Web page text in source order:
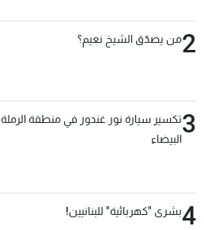
2من يصدّق الشيخ نعيم؟
3تكسير سيارة نور غندور في منطقة الرملة
البيضاء
4بشرى "كهربائية" للبنانيين!